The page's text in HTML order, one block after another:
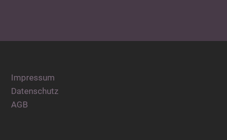
Impressum
Datenschutz
AGB